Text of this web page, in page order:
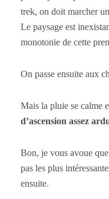
trek, on doit marcher
Le paysage est
monotonie de cette
On passe ensuite aux
Mais la pluie se calme
d’ascension assez
Bon, je vous avoue
pas les plus
ensuite.